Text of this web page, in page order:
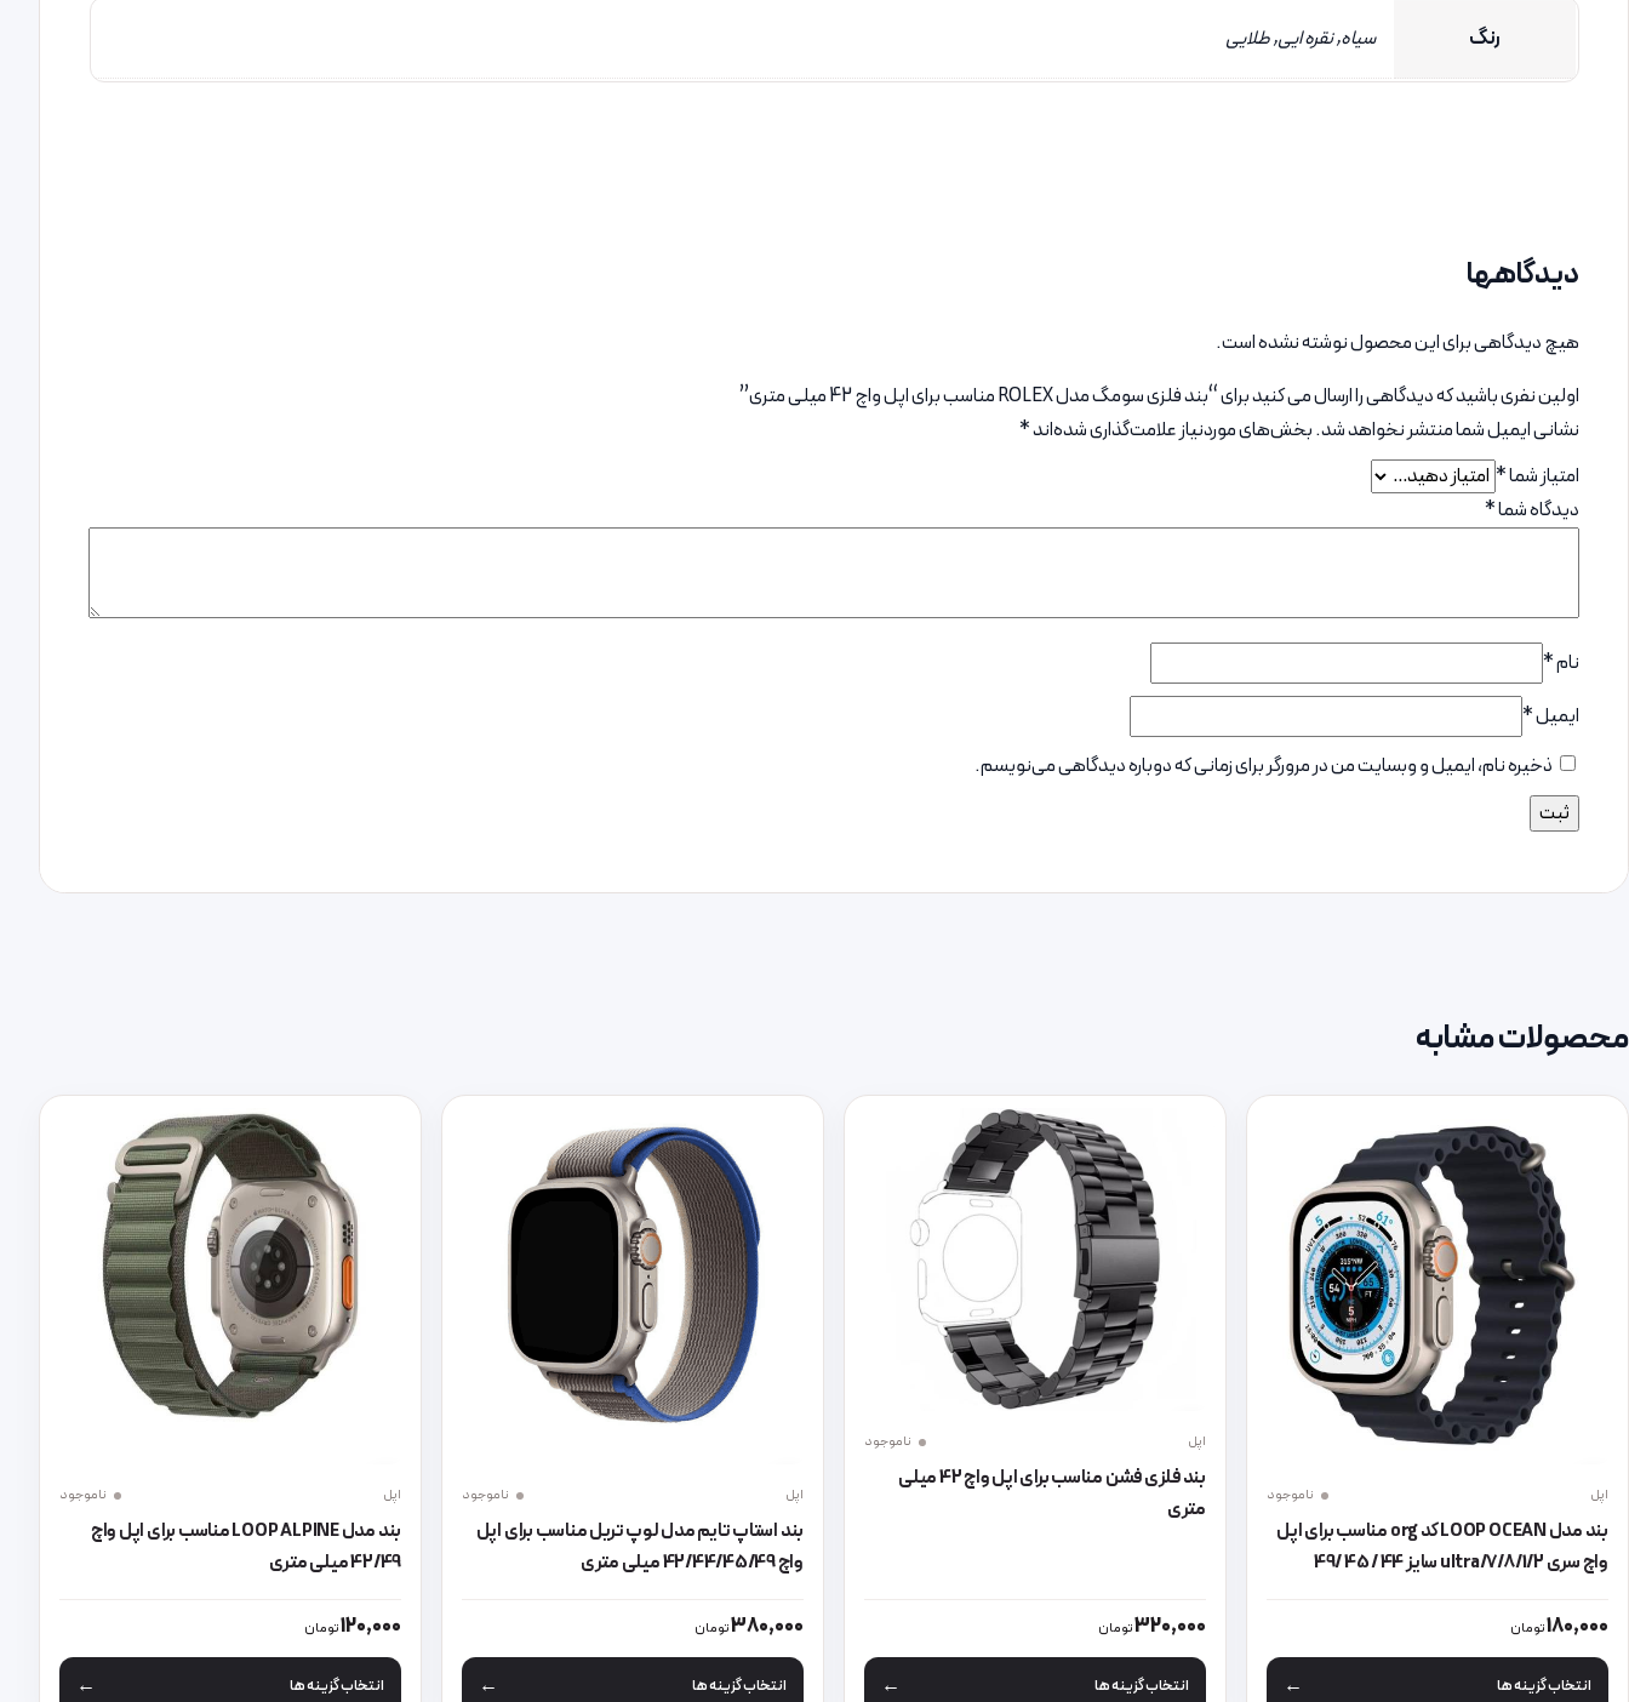
رنگ سیاه, نقره ایی, طلایی
دیدگاهها
هیچ دیدگاهی برای این محصول نوشته نشده است.
اولین نفری باشید که دیدگاهی را ارسال می کنید برای “بند فلزی سومگ مدل ROLEX مناسب برای اپل واچ 42 میلی متری”
نشانی ایمیل شما منتشر نخواهد شد.بخش‌های موردنیاز علامت‌گذاری شده‌اند*
امتیاز شما*
دیدگاه شما*
نام*
ایمیل*
ذخیره نام، ایمیل و وبسایت من در مرورگر برای زمانی که دوباره دیدگاهی می‌نویسم.
محصولات مشابه
اپل ناموجود
بند مدل LOOP OCEAN کد org مناسب برای اپل
واچ سری 7/8/1/2/ultra سایز 44 / 45 /49
180,000تومان
انتخاب گزینه ها
این محصول دارای انواع مختلفی می باشد. گزینه ها ممکن است در صفحه محصول انتخاب شوند
اپل ناموجود
بند فلزی فشن مناسب برای اپل واچ 42 میلی
متری
320,000تومان
انتخاب گزینه ها
این محصول دارای انواع مختلفی می باشد. گزینه ها ممکن است در صفحه محصول انتخاب شوند
اپل ناموجود
بند استاپ تایم مدل لوپ تریل مناسب برای اپل
واچ 42/44/45/49 میلی متری
380,000تومان
انتخاب گزینه ها
این محصول دارای انواع مختلفی می باشد. گزینه ها ممکن است در صفحه محصول انتخاب شوند
اپل ناموجود
بند مدل LOOP ALPINE مناسب برای اپل واچ
42/49 میلی متری
120,000تومان
انتخاب گزینه ها
این محصول دارای انواع مختلفی می باشد. گزینه ها